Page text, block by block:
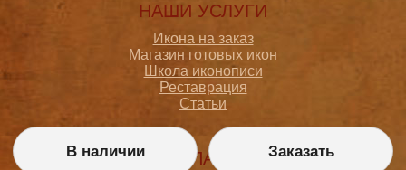
НАШИ УСЛУГИ
Икона на заказ
Магазин готовых икон
Школа иконописи
Реставрация
Статьи
ПОКУПАТЕЛЮ
В наличии Заказать